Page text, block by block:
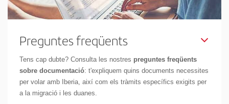
Preguntes freqüents
Tens cap dubte? Consulta les nostres preguntes freqüents
sobre documentació: t'expliquem quins documents necessites
per volar amb Iberia, així com els tràmits específics exigits per
a la migració i les duanes.